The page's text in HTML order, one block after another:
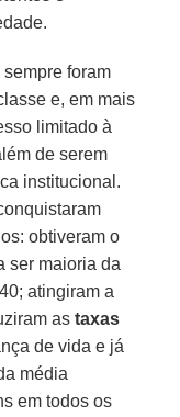
sempre foram
e, em mais
limitado à
de serem
institucional.
obtiveram o
ser maioria da
atingiram a
astaxas
de vida e já
média
em todos os